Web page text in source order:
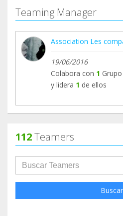
Teaming Manager
Association Les
19/06/2016
Colabora con 1 Grupo
y lidera 1 de ellos
112Teamers
Buscar